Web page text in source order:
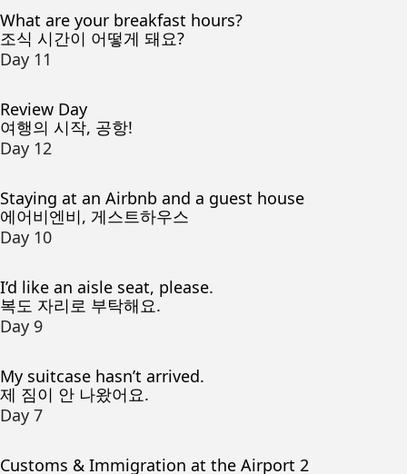
What are your breakfast hours?
조식 시간이 어떻게 돼요?
Day 11
Review Day
여행의 시작, 공항!
Day 12
Staying at an Airbnb and a guest house
에어비엔비, 게스트하우스
Day 10
I’d like an aisle seat, please.
복도 자리로 부탁해요.
Day 9
My suitcase hasn’t arrived.
제 짐이 안 나왔어요.
Day 7
Customs & Immigration at the Airport 2